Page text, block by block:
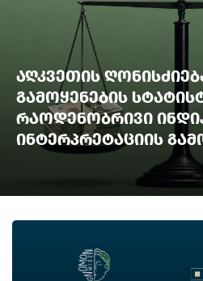
აღკვეთის
გამოყენების
რაოდენობრივი
ინტერპრეტაციის